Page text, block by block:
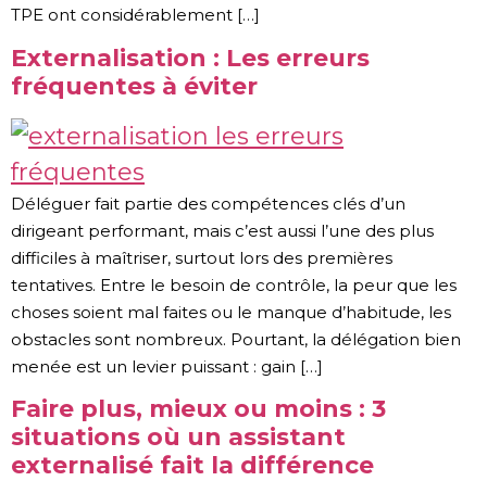
TPE ont considérablement […]
Externalisation : Les erreurs
fréquentes à éviter
Déléguer fait partie des compétences clés d’un
dirigeant performant, mais c’est aussi l’une des plus
difficiles à maîtriser, surtout lors des premières
tentatives. Entre le besoin de contrôle, la peur que les
choses soient mal faites ou le manque d’habitude, les
obstacles sont nombreux. Pourtant, la délégation bien
menée est un levier puissant : gain […]
Faire plus, mieux ou moins : 3
situations où un assistant
externalisé fait la différence